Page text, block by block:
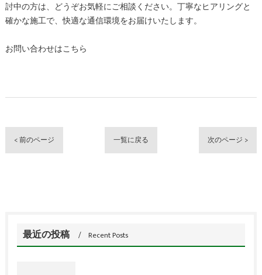
討中の方は、どうぞお気軽にご相談ください。丁寧なヒアリングと
確かな施工で、快適な通信環境をお届けいたします。
お問い合わせはこちら
< 前のページ 一覧に戻る 次のページ >
最近の投稿 Recent Posts